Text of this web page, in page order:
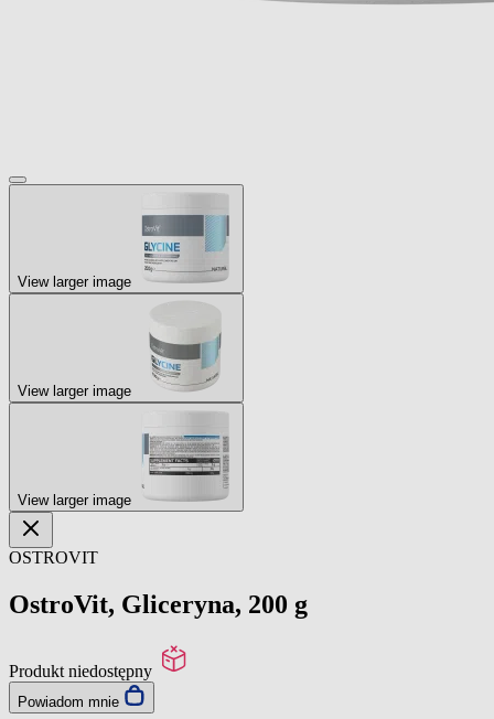
View larger image
View larger image
View larger image
OSTROVIT
OstroVit, Gliceryna, 200 g
Produkt niedostępny
Powiadom mnie